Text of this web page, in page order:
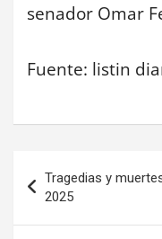
senador Omar
Fuente: listin
de
Tragedias y
2025